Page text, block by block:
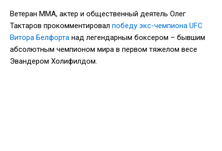
Ветеран ММА, актер и общественный деятель Олег
Тактаров прокомментировал победу экс-чемпиона UFC
Витора Белфорта над легендарным боксером – бывшим
абсолютным чемпионом мира в первом тяжелом весе
Эвандером Холифилдом.